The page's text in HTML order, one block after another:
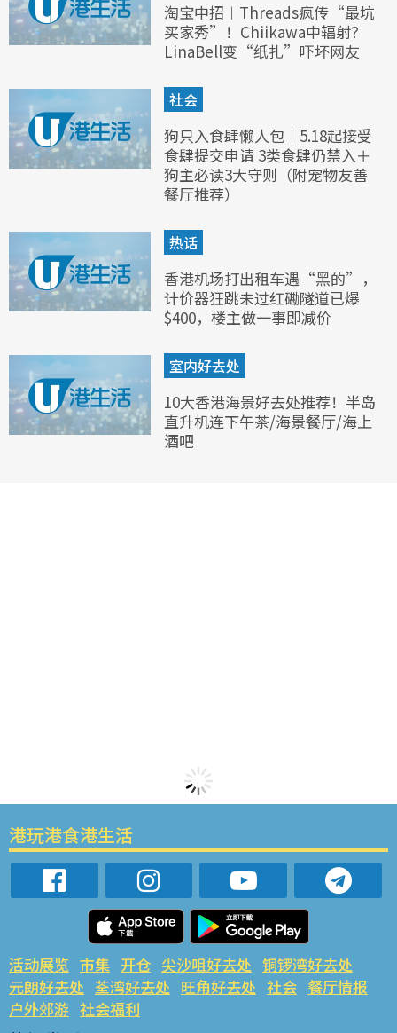
淘宝中招︱Threads疯传“最坑
买家秀”！Chiikawa中辐射？
LinaBell变“纸扎”吓坏网友
社会
狗只入食肆懒人包︱5.18起接受
食肆提交申请 3类食肆仍禁入＋
狗主必读3大守则（附宠物友善
餐厅推荐）
热话
香港机场打出租车遇“黑的”，
计价器狂跳未过红磡隧道已爆
$400，楼主做一事即减价
室内好去处
10大香港海景好去处推荐！半岛
直升机连下午茶/海景餐厅/海上
酒吧
港玩港食港生活
活动展览 市集 开仓 尖沙咀好去处 铜锣湾好去处
元朗好去处 荃湾好去处 旺角好去处 社会 餐厅情报
户外郊游 社会福利